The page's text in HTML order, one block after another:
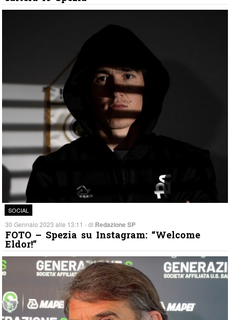
SOCIAL
30 Gennaio 2023 alle 13:11 - di Redazione SP
FOTO – Spezia su Instagram: “Welcome
Eldor!”